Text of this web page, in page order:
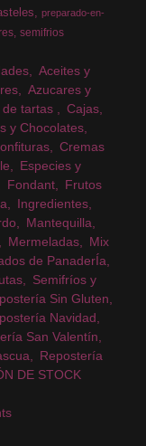
preparado-en-
semifrios
Aceites y
Azucares y
de tartas
Cajas
y Chocolates
Cremas
Especies y
Fondant
Frutos
Ingredientes
Mantequilla
Mermeladas
Mix
de PanaderÍa
Semifríos y
Sin Gluten
Navidad
San Valentín
Repostería
DE STOCK